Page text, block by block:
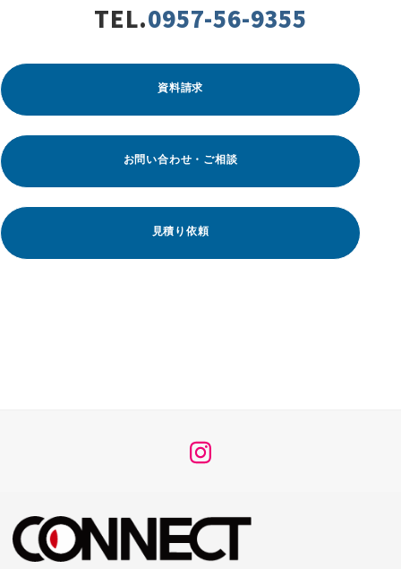
TEL.0957-56-9355
資料請求
お問い合わせ・ご相談
見積り依頼
メ
ー
項